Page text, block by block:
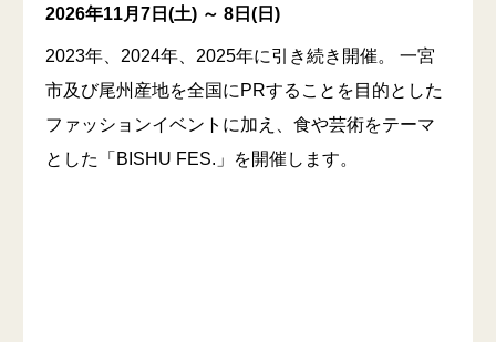
2026年11月7日(土) ～ 8日(日)
2023年、2024年、2025年に引き続き開催。 一宮
市及び尾州産地を全国にPRすることを目的とした
ファッションイベントに加え、食や芸術をテーマ
とした「BISHU FES.」を開催します。